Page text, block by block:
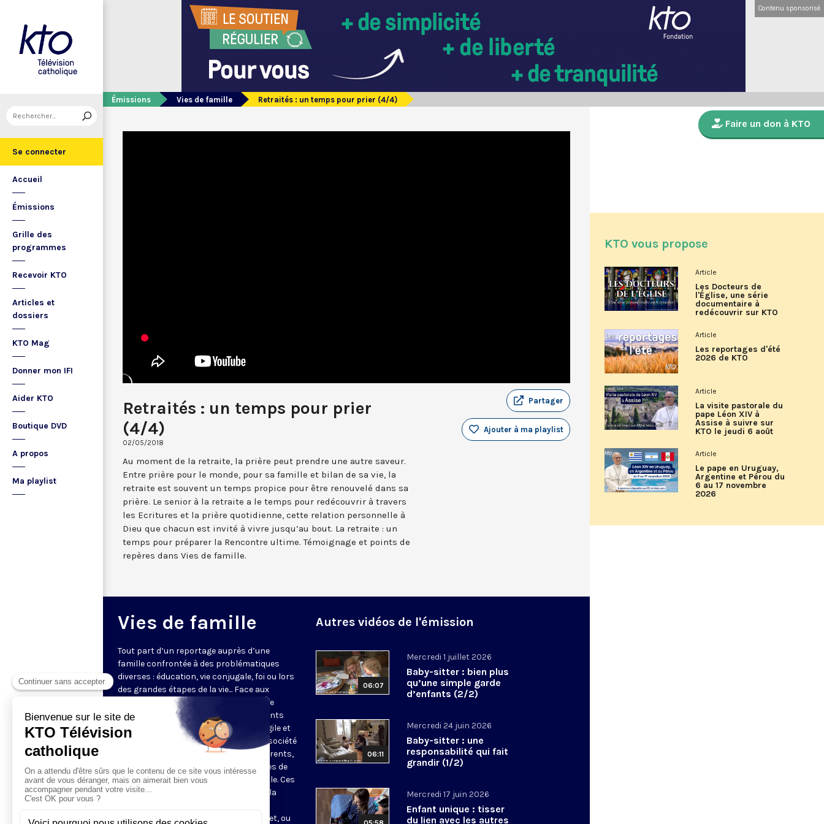
Se connecter
Accueil
Émissions
Grille des
programmes
Recevoir KTO
Articles et
dossiers
KTO Mag
Donner mon IFI
Aider KTO
Boutique DVD
A propos
Ma playlist
Contenu sponsorisé
Émissions Vies de famille Retraités : un temps pour prier (4/4)
Retraités : un temps pour prier
(4/4)
02/05/2018
Partager
Ajouter à ma playlist
Au moment de la retraite, la prière peut prendre une autre saveur.
Entre prière pour le monde, pour sa famille et bilan de sa vie, la
retraite est souvent un temps propice pour être renouvelé dans sa
prière. Le senior à la retraite a le temps pour redécouvrir à travers
les Ecritures et la prière quotidienne, cette relation personnelle à
Dieu que chacun est invité à vivre jusqu’au bout. La retraite : un
temps pour préparer la Rencontre ultime. Témoignage et points de
repères dans Vies de famille.
Vies de famille
Tout part d’un reportage auprès d’une
famille confrontée à des problématiques
diverses : éducation, vie conjugale, foi ou lors
des grandes étapes de la vie... Face aux
questions très concrètes, KTO propose
repères et conseils avec des intervenants
d'expérience qui s’appuient sur l’Evangile et
l’anthropologie chrétienne. Dans une société
en pleine évolution, jeunes couples, parents,
grands-parents y trouveront des pistes de
réflexion pour soutenir leur vie de famille. Ces
programmes de 5 minutes sont mis à la
communautés, pour leurs sites internet, ou
Autres vidéos de l'émission
06:07
Mercredi 1 juillet 2026
Baby-sitter : bien plus
qu’une simple garde
d’enfants (2/2)
06:11
Mercredi 24 juin 2026
Baby-sitter : une
responsabilité qui fait
grandir (1/2)
Mercredi 17 juin 2026
Enfant unique : tisser
du lien avec les autres
Faire un don à KTO
KTO vous propose
Article
Les Docteurs de
l'Église, une série
documentaire à
redécouvrir sur KTO
Article
Les reportages d'été
2026 de KTO
Article
La visite pastorale du
pape Léon XIV à
Assise à suivre sur
KTO le jeudi 6 août
Article
Le pape en Uruguay,
Argentine et Pérou du
6 au 17 novembre
2026